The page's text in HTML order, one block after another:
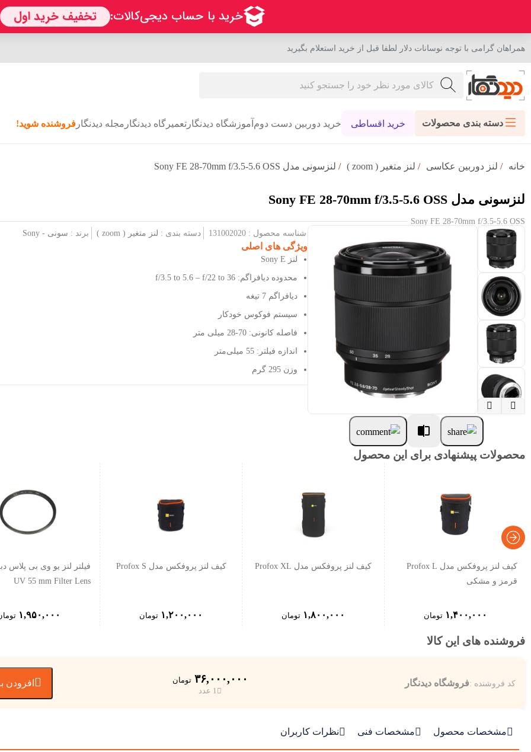
همراهان گرامی با توجه نوسانات دلار لطفا قبل از خرید استعلام بگیرید
دسته بندی محصولات خرید اقساطی خرید دوربین دست دوم آموزشگاه دیدنگار تعمیرگاه دیدنگار مجله دیدنگار فروشنده شوید!
خانه / لنز دوربین عکاسی / لنز متغیر ( zoom ) / لنزسونی مدل Sony FE 28-70mm f/3.5-5.6 OSS
لنزسونی مدل Sony FE 28-70mm f/3.5-5.6 OSS
Sony FE 28-70mm f/3.5-5.6 OSS
 
شناسه محصول : 131002020 دسته بندی : لنز متغیر ( zoom ) برند : سونی - Sony
ویژگی های اصلی
لنز Sony E
محدوده دیافراگم: f/3.5 to 5.6 – f/22 to 36
دیافراگم 7 تیغه
سیستم فوکوس خودکار
فاصله کانونی: 70-28 میلی متر
اندازه فیلتر: 55 میلی‌متر
وزن 295 گرم
محصولات پیشنهادی برای این محصول
کیف لنز پروفکس مدل Profox L
قرمز و مشکی
۱,۴۰۰,۰۰۰ تومان
کیف لنز پروفکس مدل Profox XL
۱,۸۰۰,۰۰۰ تومان
کیف لنز پروفکس مدل Profox S
۱,۲۰۰,۰۰۰ تومان
UV 55 mm Filter Lens
۱,۹۵۰,۰۰۰
فروشنده های این کالا
کد فروشنده :فروشگاه دیدنگار ۳۶,۰۰۰,۰۰۰ تومان
1 عدد
 افزودن
مشخصات محصول مشخصات فنی نظرات کاربران